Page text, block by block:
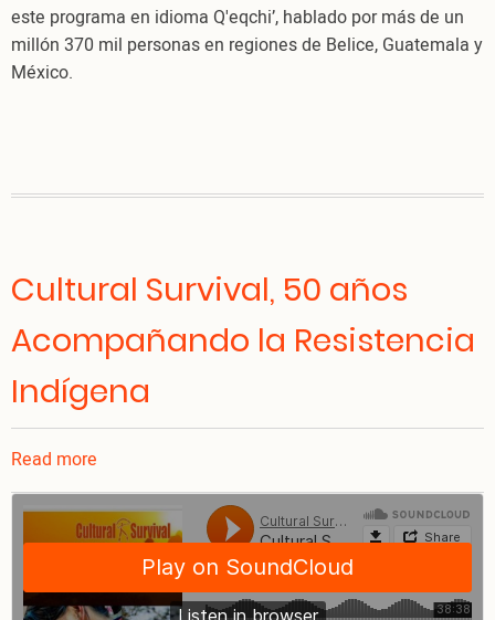
este programa en idioma Q'eqchi’, hablado por más de un
millón 370 mil personas en regiones de Belice, Guatemala y
México.
Cultural Survival, 50 años
Acompañando la Resistencia
Indígena
Read more
Cultural
Survival,
50
Acompañando